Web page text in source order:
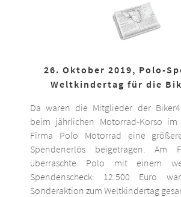
26. Oktober 2019, Polo-
Weltkindertag für die
Da waren die Mitglieder der
beim jährlichen Motorrad-Korso
Firma Polo Motorrad eine
Spendenerlös beigetragen. Am
überraschte Polo mit einem
Spendenscheck: 12.500 Euro
Sonderaktion zum Weltkindertag